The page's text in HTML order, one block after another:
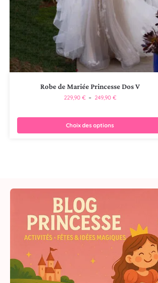
Robe de Mariée Princesse Dos V
229,90 € – 249,90 €
Choix des options